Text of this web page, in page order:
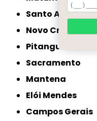
Santo Antônio
Novo Cruzeiro
Pitangui
Sacramento
Mantena
Elói Mendes
Campos Gerais